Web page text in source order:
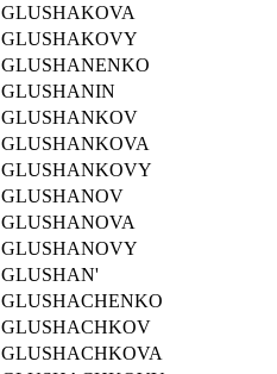
GLUSHAKOVA
GLUSHAKOVY
GLUSHANENKO
GLUSHANIN
GLUSHANKOV
GLUSHANKOVA
GLUSHANKOVY
GLUSHANOV
GLUSHANOVA
GLUSHANOVY
GLUSHAN'
GLUSHACHENKO
GLUSHACHKOV
GLUSHACHKOVA